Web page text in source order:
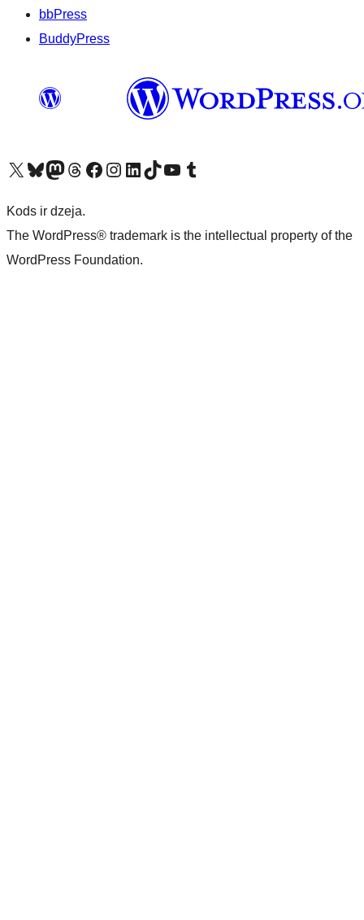
bbPress
BuddyPress
Apmeklējiet mūsu X (agrāk Twitter) kontu
Apmeklējiet mūsu Bluesky kontu
Apmeklējiet mūsu Mastodon kontu
Apmeklējiet mūsu Threads kontu
Apmeklējiet mūsu Facebook lapuApmeklējiet mūsu Instagram kontu
Apmeklējiet mūsu LinkedIn kontu
Apmeklējiet mūsu TikTok kontu
Apmeklējiet mūsu YouTube kanālu
Apmeklējiet mūsu Tumblr kontu
Kods ir dzeja.
The WordPress® trademark is the intellectual property of the
WordPress Foundation.